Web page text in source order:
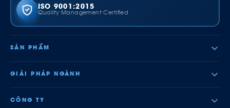
ISO 9001:2015
Quality Management Certified
SẢN PHẨM
GIẢI PHÁP NGÀNH
CÔNG TY